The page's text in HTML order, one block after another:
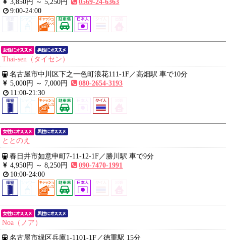
9:00-24:00
Thai-sen（タイセン）
名古屋市中川区下之一色町浪花111-1F／高畑駅 車で10分
5,000円 ～ 7,000円
080-2654-3193
11:00-21:30
ととのえ
春日井市如意申町7-11-12-1F／勝川駅 車で9分
4,950円 ～8,250円
090-7470-1991
10:00-24:00
Noa（ノア）
名古屋市緑区兵庫1-1101-1F／徳重駅 15分